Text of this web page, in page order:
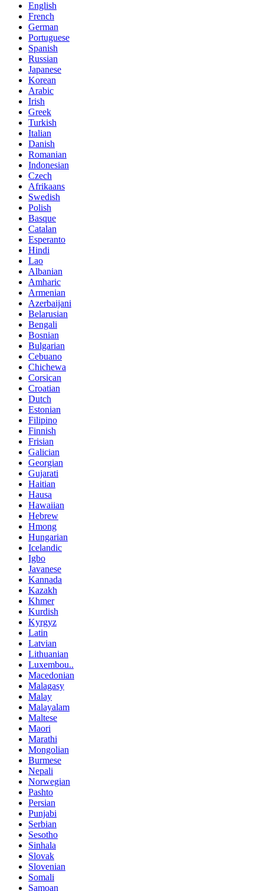
English
French
German
Portuguese
Spanish
Russian
Japanese
Korean
Arabic
Irish
Greek
Turkish
Italian
Danish
Romanian
Indonesian
Czech
Afrikaans
Swedish
Polish
Basque
Catalan
Esperanto
Hindi
Lao
Albanian
Amharic
Armenian
Azerbaijani
Belarusian
Bengali
Bosnian
Bulgarian
Cebuano
Chichewa
Corsican
Croatian
Dutch
Estonian
Filipino
Finnish
Frisian
Galician
Georgian
Gujarati
Haitian
Hausa
Hawaiian
Hebrew
Hmong
Hungarian
Icelandic
Igbo
Javanese
Kannada
Kazakh
Khmer
Kurdish
Kyrgyz
Latin
Latvian
Lithuanian
Luxembou..
Macedonian
Malagasy
Malay
Malayalam
Maltese
Maori
Marathi
Mongolian
Burmese
Nepali
Norwegian
Pashto
Persian
Punjabi
Serbian
Sesotho
Sinhala
Slovak
Slovenian
Somali
Samoan